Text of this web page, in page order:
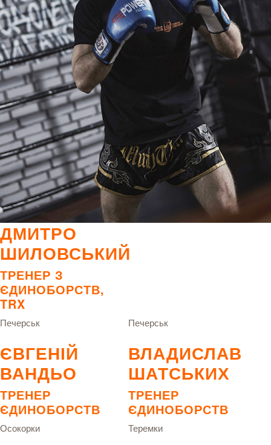
ДМИТРО
ШИЛОВСЬКИЙ
ТРЕНЕР З
ЄДИНОБОРСТВ,
TRX
Печерськ
ЄВГЕНІЙ
ВАНДЬО
ТРЕНЕР
ЄДИНОБОРСТВ
Печерськ
ВЛАДИСЛАВ
ШАТСЬКИХ
ТРЕНЕР
ЄДИНОБОРСТВ
Осокорки Теремки